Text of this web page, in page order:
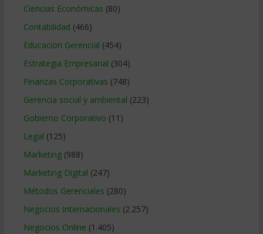
Ciencias Económicas (80)
Contabilidad (466)
Educacion Gerencial (454)
Estrategia Empresarial (304)
Finanzas Corporativas (748)
Gerencia social y ambiental (223)
Gobierno Corporativo (11)
Legal (125)
Marketing(988)
Marketing Digital (247)
Métodos Gerenciales (280)
Negocios Internacionales (2.257)
Negocios Online (1.405)